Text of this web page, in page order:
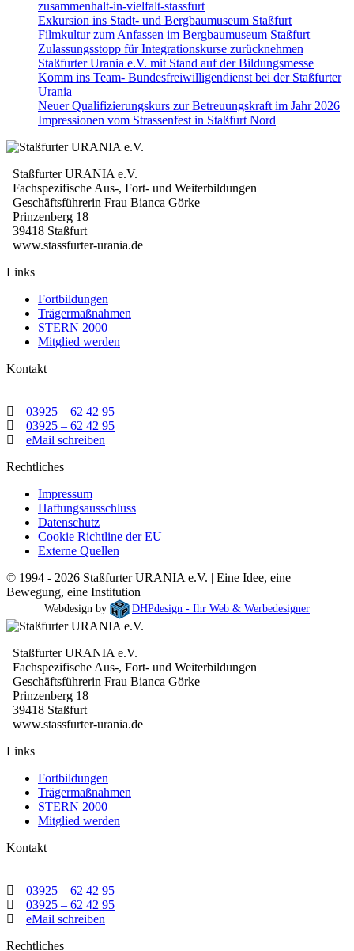
zusammenhalt-in-vielfalt-stassfurt
Exkursion ins Stadt- und Bergbaumuseum Staßfurt
Filmkultur zum Anfassen im Bergbaumuseum Staßfurt
Zulassungsstopp für Integrationskurse zurücknehmen
Staßfurter Urania e.V. mit Stand auf der Bildungsmesse
Komm ins Team- Bundesfreiwilligendienst bei der Staßfurter
Urania
Neuer Qualifizierungskurs zur Betreuungskraft im Jahr 2026
Impressionen vom Strassenfest in Staßfurt Nord
Staßfurter URANIA e.V.
Fachspezifische Aus-, Fort- und Weiterbildungen
Geschäftsführerin Frau Bianca Görke
Prinzenberg 18
39418 Staßfurt
www.stassfurter-urania.de
Links
Fortbildungen
Trägermaßnahmen
STERN 2000
Mitglied werden
Kontakt
03925 – 62 42 95
03925 – 62 42 95
eMail schreiben
Rechtliches
Impressum
Haftungsausschluss
Datenschutz
Cookie Richtline der EU
Externe Quellen
© 1994 - 2026 Staßfurter URANIA e.V. | Eine Idee, eine
Bewegung, eine Institution
Webdesign by DHPdesign - Ihr Web & Werbedesigner
Staßfurter URANIA e.V.
Fachspezifische Aus-, Fort- und Weiterbildungen
Geschäftsführerin Frau Bianca Görke
Prinzenberg 18
39418 Staßfurt
www.stassfurter-urania.de
Links
Fortbildungen
Trägermaßnahmen
STERN 2000
Mitglied werden
Kontakt
03925 – 62 42 95
03925 – 62 42 95
eMail schreiben
Rechtliches